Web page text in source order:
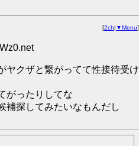
[2ch| ▼Menu]
ヤクザと繋がってて性接待受け
がったりしてな
補探してみたいなもんだし